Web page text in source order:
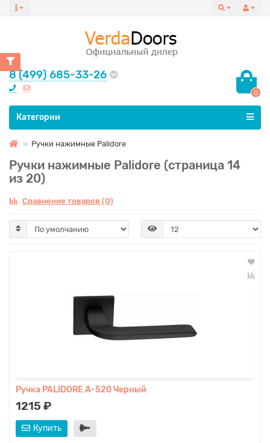
8 (499) 685-33-26
0
Все категории
Категории
Ручки нажимные Palidore
Ручки нажимные Palidore (страница 14
из 20)
Сравнение товаров (0)
Ручка PALIDORE A-520 Черный
1215 ₽
Купить